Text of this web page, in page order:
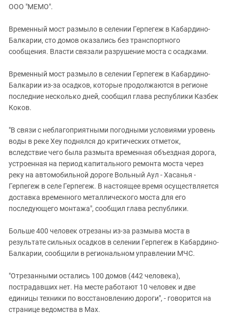
ИНАКОМЫСЛИЕ В ЧЕЧНЕ
ПРЕСЛЕДОВАНИЕ АКТИВИСТОВ
МОБИЛИЗАЦИЯ И ПРОТЕСТЫ
Дагестан
Ингушетия
Кабардино-Балкария
Калмыкия
Карачаево-Черкесия
Краснодарский край
Ростовская область
Северная Осетия - Алания
СКФО
Ставропольский край
Чечня
Южная Осетия
Южный Кавказ
ЮФО
ООО "МЕМО".
Временный мост размыло в селении Герпегеж в Кабардино-
Балкарии, сто домов оказались без транспортного
сообщения. Власти связали разрушение моста с осадками.
Временный мост размыло в селении Герпегеж в Кабардино-
Балкарии из-за осадков, которые продолжаются в регионе
последние несколько дней, сообщил глава республики Казбек
Коков.
"В связи с неблагоприятными погодными условиями уровень
воды в реке Хеу поднялся до критических отметок,
вследствие чего была размыта временная объездная дорога,
устроенная на период капитального ремонта моста через
реку на автомобильной дороге Вольный Аул - Хасанья -
Герпегеж в селе Герпегеж. В настоящее время осуществляется
доставка временного металлического моста для его
последующего монтажа", сообщил глава республики.
Больше 400 человек отрезаны из-за размыва моста в
результате сильных осадков в селении Герпегеж в Кабардино-
Балкарии, сообщили в региональном управлении МЧС.
"Отрезанными остались 100 домов (442 человека),
пострадавших нет. На месте работают 10 человек и две
единицы техники по восстановлению дороги", - говорится на
странице ведомства в Max.